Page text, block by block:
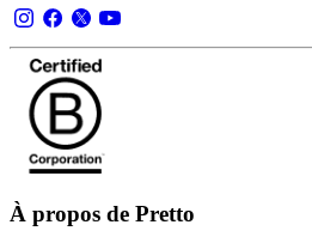
À propos de Pretto